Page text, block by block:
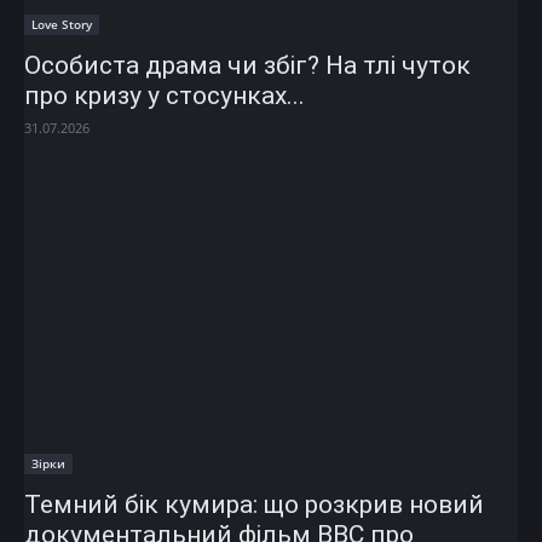
Love Story
Особиста драма чи збіг? На тлі чуток
про кризу у стосунках...
31.07.2026
Зірки
Темний бік кумира: що розкрив новий
документальний фільм ВВС про